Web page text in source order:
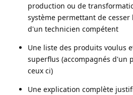
production ou de
système permettant de cesser
d'un technicien compétent
Une liste des produits voulus
superflus (accompagnés d'un
ceux ci)
Une explication complète